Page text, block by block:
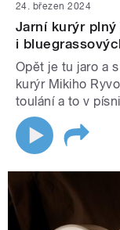
24. březen 2024
Jarní kurýr
i
Opět je tu jaro a
kurýr Mikiho
toulání a to v